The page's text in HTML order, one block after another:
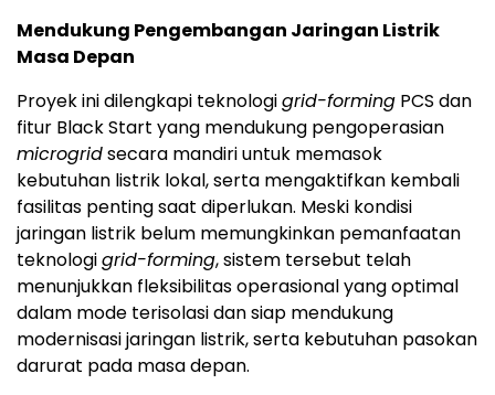
Mendukung Pengembangan Jaringan Listrik
Masa Depan
Proyek ini dilengkapi teknologigrid-forming PCS dan
fitur Black Start yang mendukung pengoperasian
microgridsecara mandiri untuk memasok
kebutuhan listrik lokal, serta mengaktifkan kembali
fasilitas penting saat diperlukan. Meski kondisi
jaringan listrik belum memungkinkan pemanfaatan
teknologigrid-forming, sistem tersebut telah
menunjukkan fleksibilitas operasional yang optimal
dalam mode terisolasi dan siap mendukung
modernisasi jaringan listrik, serta kebutuhan pasokan
darurat pada masa depan.